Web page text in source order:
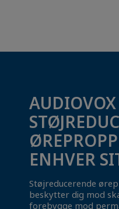
AUDIOVOX
ENHVER
Støjreducerende
beskytter dig mod
forebygge mod